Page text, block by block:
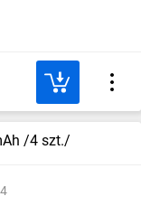
/4 szt./